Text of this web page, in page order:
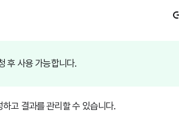
후 사용 가능합니다.
고 결과를 관리할 수 있습니다.